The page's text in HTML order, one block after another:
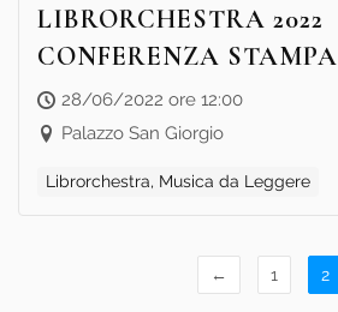
LIBRORCHESTRA 2022
CONFERENZA STAMPA
28/06/2022 ore 12:00
Palazzo San Giorgio
Librorchestra, Musica da Leggere
← 1 2